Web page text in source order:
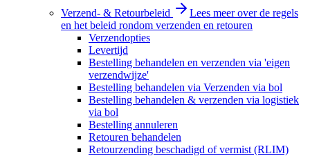
Verzend- & Retourbeleid
Lees meer over de regels
en het beleid rondom verzenden en retouren
Verzendopties
Levertijd
Bestelling behandelen en verzenden via 'eigen
verzendwijze'
Bestelling behandelen via Verzenden via bol
Bestelling behandelen & verzenden via logistiek
via bol
Bestelling annuleren
Retouren behandelen
Retourzending beschadigd of vermist (RLIM)